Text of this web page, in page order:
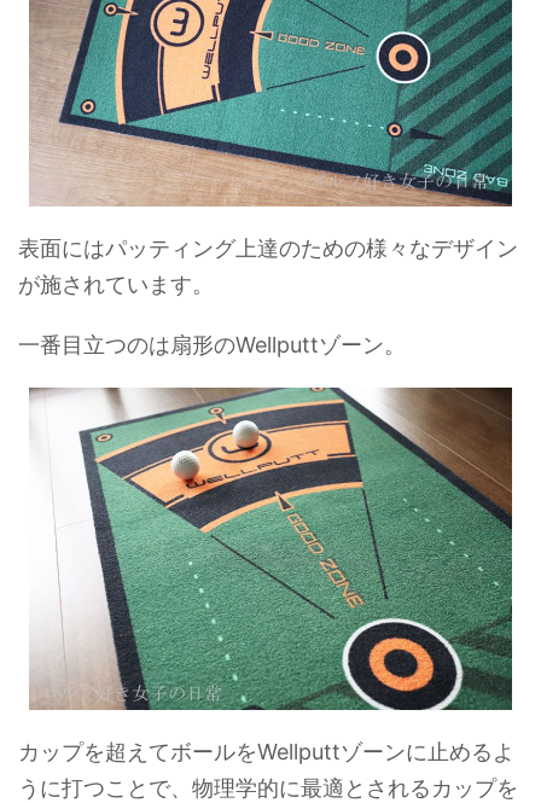
表面にはパッティング上達のための様々なデザイン
が施されています。
一番目立つのは扇形のWellputtゾーン。
カップを超えてボールをWellputtゾーンに止めるよ
うに打つことで、物理学的に最適とされるカップを